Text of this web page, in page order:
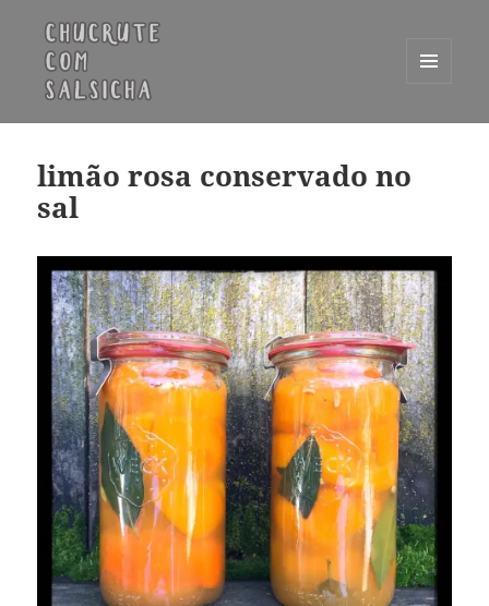
WIDGETS
limão rosa conservado no
sal